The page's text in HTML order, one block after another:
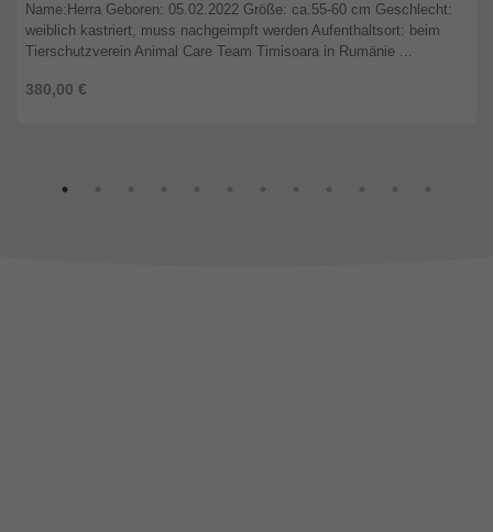
380,00 €
Name:Herra Geboren: 05.02.2022 Größe: ca.55-60 cm Geschlecht:
weiblich kastriert, muss nachgeimpft werden Aufenthaltsort: beim
Tierschutzverein Animal Care Team Timisoara in Rumänie ...